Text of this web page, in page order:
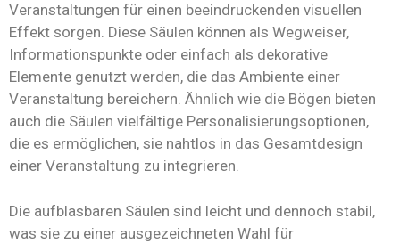
Veranstaltungen für einen beeindruckenden visuellen
Effekt sorgen. Diese Säulen können als Wegweiser,
Informationspunkte oder einfach als dekorative
Elemente genutzt werden, die das Ambiente einer
Veranstaltung bereichern. Ähnlich wie die Bögen bieten
auch die Säulen vielfältige Personalisierungsoptionen,
die es ermöglichen, sie nahtlos in das Gesamtdesign
einer Veranstaltung zu integrieren.
Die aufblasbaren Säulen sind leicht und dennoch stabil,
was sie zu einer ausgezeichneten Wahl für